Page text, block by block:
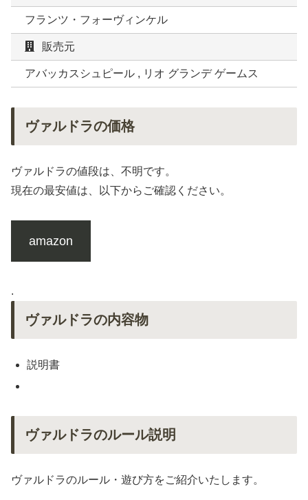
フランツ・フォーヴィンケル
販売元
アバッカスシュピール , リオ グランデ ゲームス
ヴァルドラの価格
ヴァルドラの値段は、不明です。
現在の最安値は、以下からご確認ください。
amazon
.
ヴァルドラの内容物
説明書
ヴァルドラのルール説明
ヴァルドラのルール・遊び方をご紹介いたします。